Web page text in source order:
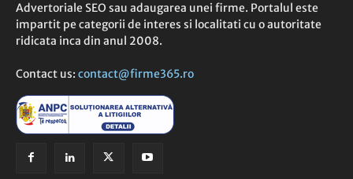
Advertoriale SEO sau adaugarea unei firme. Portalul este
impartit pe categorii de interes si localitati cu o autoritate
ridicata inca din anul 2008.
Contact us: contact@firme365.ro